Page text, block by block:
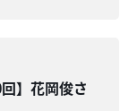
】花岡俊さ